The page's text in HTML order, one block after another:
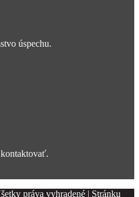
úspechu.
práva vyhradené | Stránku